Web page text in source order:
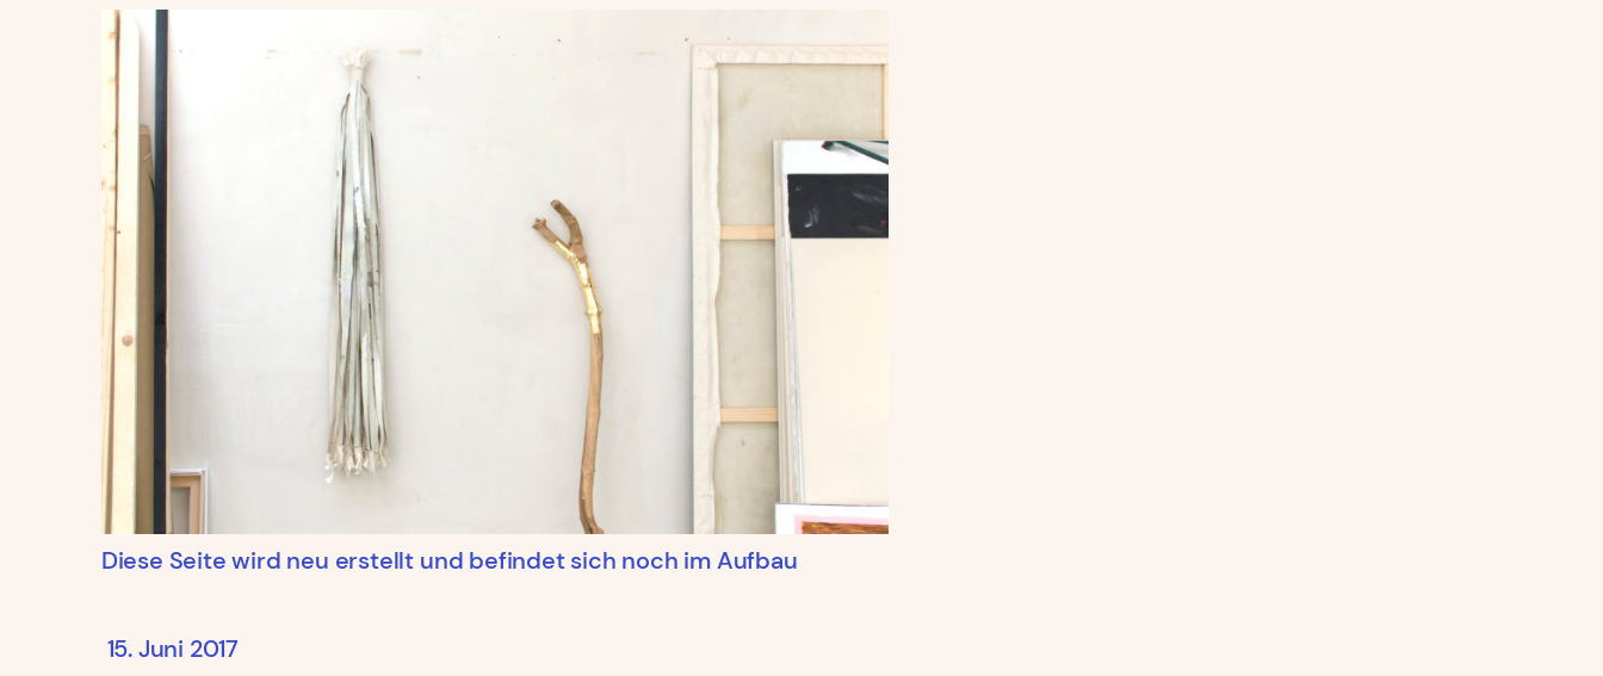
Diese Seite wird neu erstellt und befindet sich noch im Aufbau
15. Juni 2017